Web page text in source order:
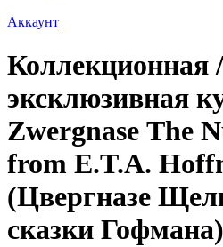
Аккаунт
Коллекционная /
эксклюзивная
Zwergnase The
from E.T.A.
(Цвергназе
сказки Гофмана)